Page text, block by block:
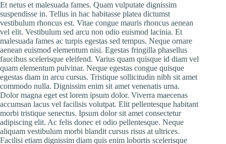
Et netus et malesuada fames. Quam vulputate dignissim
suspendisse in. Tellus in hac habitasse platea dictumst
vestibulum rhoncus est. Vitae congue mauris rhoncus aenean
vel elit. Vestibulum sed arcu non odio euismod lacinia. Et
malesuada fames ac turpis egestas sed tempus. Neque ornare
aenean euismod elementum nisi. Egestas fringilla phasellus
faucibus scelerisque eleifend. Varius quam quisque id diam vel
quam elementum pulvinar. Neque egestas congue quisque
egestas diam in arcu cursus. Tristique sollicitudin nibh sit amet
commodo nulla. Dignissim enim sit amet venenatis urna.
Dolor magna eget est lorem ipsum dolor. Viverra maecenas
accumsan lacus vel facilisis volutpat. Elit pellentesque habitant
morbi tristique senectus. Ipsum dolor sit amet consectetur
adipiscing elit. Ac felis donec et odio pellentesque. Neque
aliquam vestibulum morbi blandit cursus risus at ultrices.
Facilisi etiam dignissim diam quis enim lobortis scelerisque